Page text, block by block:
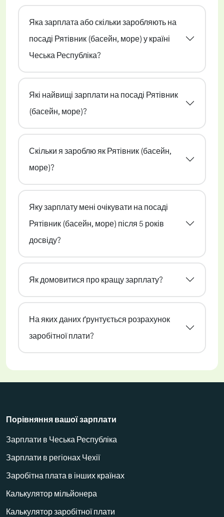
Яка зарплата або скільки заробляють на
посаді Рятівник (басейн, море) у країні
Чеська Республіка?
Які найвищі зарплати на посаді Рятівник
(басейн, море)?
Скільки я зароблю як Рятівник (басейн,
море)?
Яку зарплату мені очікувати на посаді
Рятівник (басейн, море) після 5 років
досвіду?
Як домовитися про кращу зарплату?
На яких даних ґрунтується розрахунок
заробітної плати?
Порівняння вашої зарплати
Зарплати в Чеська Республіка
Зарплати в регіонах Чехії
Заробітна плата в інших країнах
Калькулятор мільйонера
Калькулятор заробітної плати